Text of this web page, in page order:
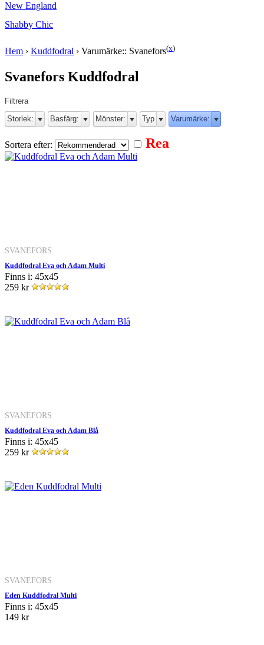
New England
Shabby Chic
Hem › Kuddfodral › Varumärke:: Svanefors(x)
Svanefors Kuddfodral
Filtrera
Storlek:
Basfärg: Mönster: Typ Varumärke:
Sortera efter: Rea
SVANEFORS
Kuddfodral Eva och Adam Multi
Finns i: 45x45
259 kr
SVANEFORS
Kuddfodral Eva och Adam Blå
Finns i: 45x45
259 kr
SVANEFORS
Eden Kuddfodral Multi
Finns i: 45x45
149 kr